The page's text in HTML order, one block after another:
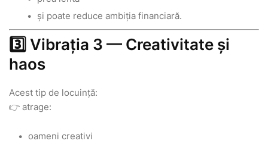
și poate reduce ambiția financiară.
3️⃣ Vibrația 3 — Creativitate și
haos
Acest tip de locuință:
👉 atrage:
oameni creativi